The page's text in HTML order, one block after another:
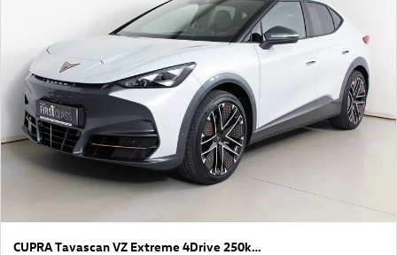
CUPRA Tavascan VZ Extreme 4Drive 250kW/340PS